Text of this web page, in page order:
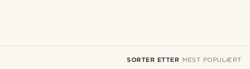
SORTER ETTER MEST POPULÆRT